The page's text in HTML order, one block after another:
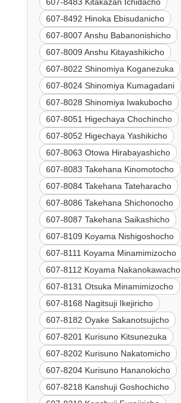
607-8492 Hinoka Ebisudanicho
607-8007 Anshu Babanonishicho
607-8009 Anshu Kitayashikicho
607-8022 Shinomiya Koganezuka
607-8024 Shinomiya Kumagadani
607-8028 Shinomiya Iwakubocho
607-8051 Higechaya Chochincho
607-8052 Higechaya Yashikicho
607-8063 Otowa Hirabayashicho
607-8083 Takehana Kinomotocho
607-8084 Takehana Tateharacho
607-8086 Takehana Shichonocho
607-8087 Takehana Saikashicho
607-8109 Koyama Nishigoshocho
607-8111 Koyama Minamimizocho
607-8112 Koyama Nakanokawacho
607-8131 Otsuka Minamimizocho
607-8168 Nagitsuji Ikejiricho
607-8182 Oyake Sakanotsujicho
607-8201 Kurisuno Kitsunezuka
607-8202 Kurisuno Nakatomicho
607-8204 Kurisuno Hananokicho
607-8218 Kanshuji Goshochicho